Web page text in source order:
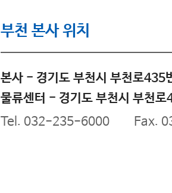
부천 본사 위치
본사 - 경기도 부천시 부천로435
물류센터 - 경기도 부천시 부천
Tel. 032-235-6000 Fax.